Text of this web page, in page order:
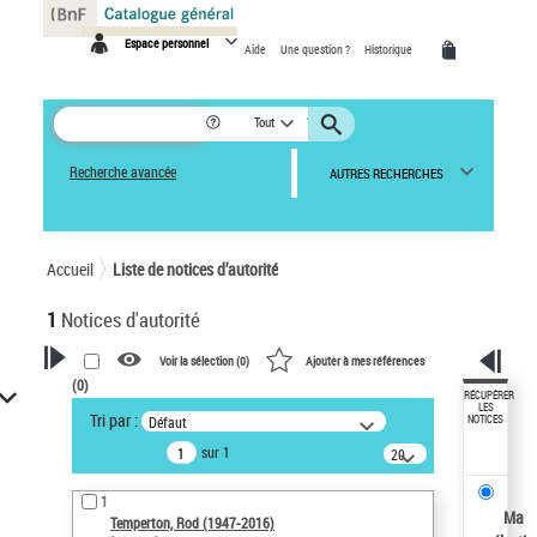
Espace personnel Aide Une question ? Historique
Tout
Recherche avancée AUTRES RECHERCHES
Accueil Liste de notices d’autorité
1 Notices d'autorité
VOTRE RECHERCHE
Recherche avancée dans les
notices d’autorité
Œuvres liées à l'auteur :
Temperton, Rod (1947-2016)
Voir la sélection (0) Ajouter à mes références
(0)
Tri par : Défaut
sur 1
20
résultats/page
1
Temperton, Rod (1947-2016)
RÉCUPÉRER
LES
NOTICES
Ma
Panneau de gestion des cookies